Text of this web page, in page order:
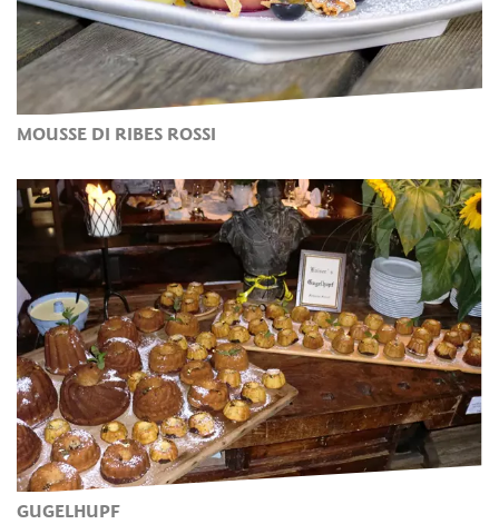
MOUSSE DI RIBES ROSSI
GUGELHUPF